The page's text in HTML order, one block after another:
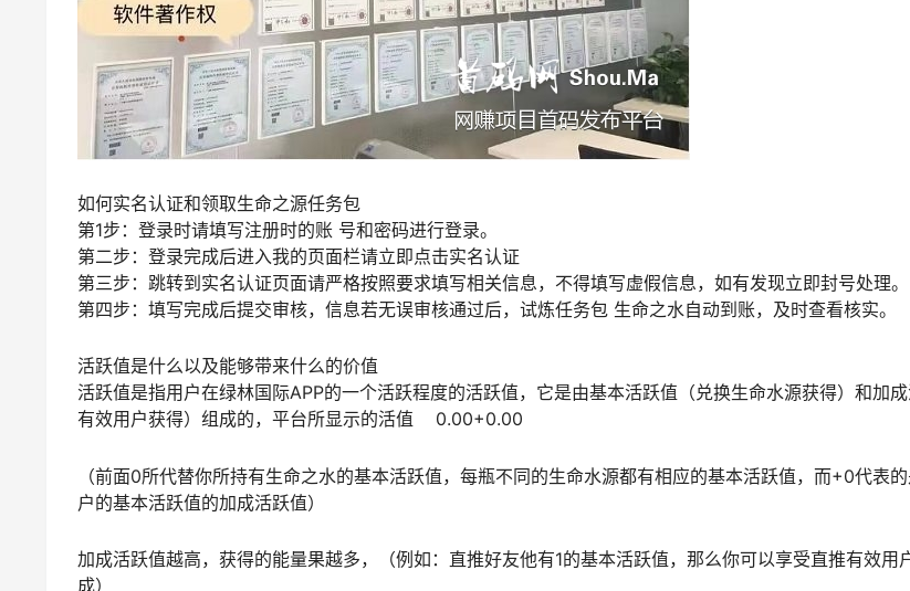
如何实名认证和领取生命之源任务包
第1步：登录时请填写注册时的账 号和密码进行登录。
第二步：登录完成后进入我的页面栏请立即点击实名认证
第三步：跳转到实名认证页面请严格按照要求填写相关信息，不得填写虚假信息，如有发现立即封号处理。
第四步：填写完成后提交审核，信息若无误审核通过后，试炼任务包 生命之水自动到账，及时查看核实。
活跃值是什么以及能够带来什么的价值
活跃值是指用户在绿林国际APP的一个活跃程度的活跃值，它是由基本活跃值（兑换生命水源获得）和加
有效用户获得）组成的，平台所显示的活值 0.00+0.00
（前面0所代替你所持有生命之水的基本活跃值，每瓶不同的生命水源都有相应的基本活跃值，而+0代表
户的基本活跃值的加成活跃值）
加成活跃值越高，获得的能量果越多，（例如：直推好友他有1的基本活跃值，那么你可以享受直推有效用
成）